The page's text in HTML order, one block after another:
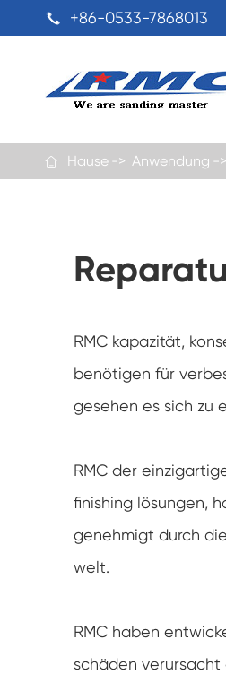
 +86-0533-7868013
 Hause Anwendung
RMC kapazität,
benötigen für
gesehen es sich zu
RMC der
finishing lösungen,
genehmigt durch
welt.
RMC haben
schäden verursacht